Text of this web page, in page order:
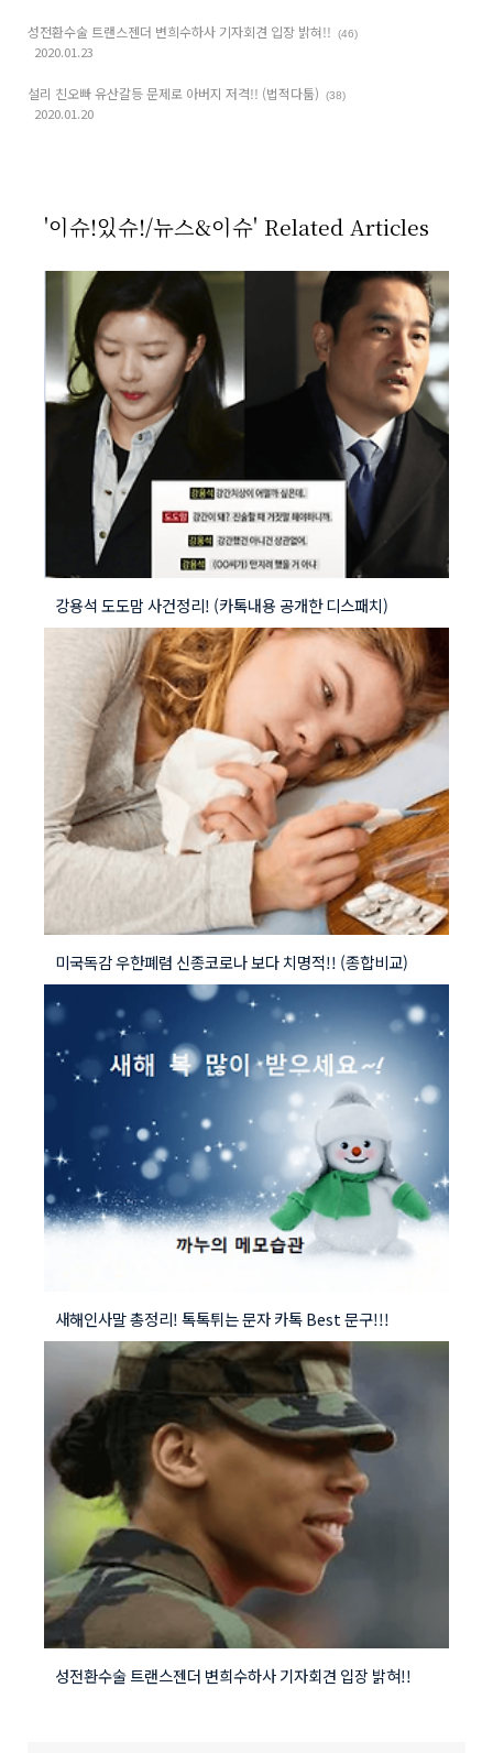
성전환수술 트랜스젠더 변희수하사 기자회견 입장 밝혀!! (46)
2020.01.23
설리 친오빠 유산갈등 문제로 아버지 저격!! (법적다툼) (38)
2020.01.20
'이슈!있슈!/뉴스&이슈' Related Articles
강용석 도도맘 사건정리! (카톡내용 공개한 디스패치)
미국독감 우한폐렴 신종코로나 보다 치명적!! (종합비교)
새해인사말 총정리! 톡톡튀는 문자 카톡 Best 문구!!!
성전환수술 트랜스젠더 변희수하사 기자회견 입장 밝혀!!